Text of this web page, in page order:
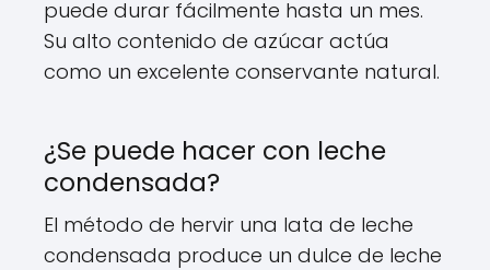
puede durar fácilmente hasta un mes.
Su alto contenido de azúcar actúa
como un excelente conservante natural.
¿Se puede hacer con leche
condensada?
El método de hervir una lata de leche
condensada produce un dulce de leche